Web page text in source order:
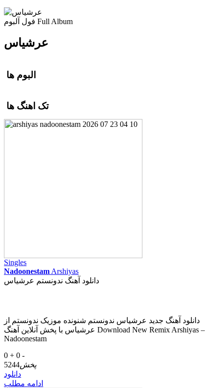
Full Album
عرشیاس
البوم ها
تک اهنگ ها
Singles
Nadoonestam Arshiyas
دانلود آهنگ ندونستم عرشیاس
دانلود آهنگ جدید عرشیاس ندونستم شنونده موزیک ندونستم از
عرشیاس با پخش آنلاین آهنگ Download New Remix Arshiyas –
Nadoonestam
0 + 0 -
پخش5244
دانلود
ادامه مطلب